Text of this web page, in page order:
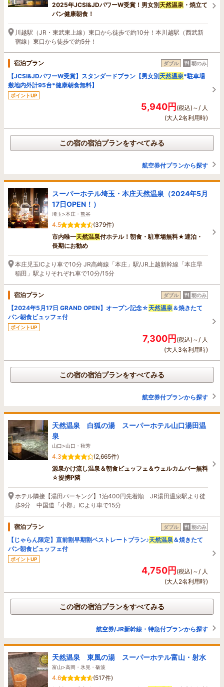
2025年JCSI&JDパワーW受賞！男女別天然温泉 ・焼立て
パン健康朝食！
川越駅（JR・東武東上線）東口から徒歩で約10分！本川越駅（西武新
宿線）東口から徒歩で約5分！
宿泊プラン ダブル 朝のみ
【JCSI&JDパワーW受賞】スタンダードプラン【男女別天然温泉*駐車場
敷地内外計95台*健康朝食無料】
ポイントUP
5,940円(税込)～/ 人
(大人2名利用時)
この宿の宿泊プランをすべてみる
航空券付プランから探す
スーパーホテル埼玉・本庄天然温泉（2024年5月
17日OPEN！）
埼玉>本庄・熊谷
4.5
(379件)
市内唯一天然温泉付ホテル！朝食・駐車場無料★連泊・
長期にお勧め
本庄児玉ICより車で10分 JR高崎線「本庄」駅/JR上越新幹線「本庄早
稲田」駅よりそれぞれ車で10分/15分
宿泊プラン ダブル 朝のみ
【2024年5月17日 GRAND OPEN】オープン記念☆ 天然温泉 ＆焼きたて
パン朝食ビュッフェ付
ポイントUP
7,300円(税込)～/ 人
(大人3名利用時)
この宿の宿泊プランをすべてみる
航空券付プランから探す
天然温泉 白狐の湯 スーパーホテル山口湯田温
泉
山口>山口・秋芳
4.3
(2,665件)
源泉かけ流し温泉＆朝食ビュッフェ＆ウェルカムバー無料
☆提携P隣
ホテル隣接【湯田パーキング】1泊400円先着順 JR湯田温泉駅より徒
歩9分 中国道「小郡」ICより車で15分
宿泊プラン ダブル 朝のみ
【じゃらん限定】直前割早期割ベストレートプラン♪天然温泉 ＆焼きたて
パン朝食ビュッフェ付
ポイントUP
4,750円(税込)～/ 人
(大人2名利用時)
この宿の宿泊プランをすべてみる
航空券/JR新幹線・特急付プランから探す
天然温泉 東風の湯 スーパーホテル富山・射水
富山>高岡・氷見・砺波
4.6
(517件)